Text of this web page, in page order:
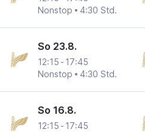
Nonstop
4:30 Std.
So 23.8.
12:15 - 17:45
Nonstop
4:30 Std.
So 16.8.
12:15 - 17:45